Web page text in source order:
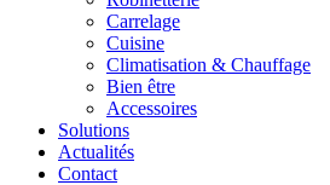
Carrelage
Cuisine
Climatisation & Chauffage
Bien être
Accessoires
Solutions
Actualités
Contact